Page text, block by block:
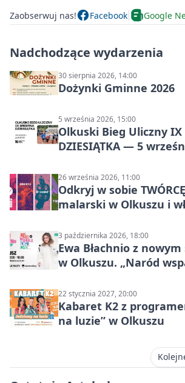
Zaobserwuj nas! Facebook Google
Nadchodzące wydarzenia
30 sierpnia 2026, 14:00
Dożynki Gminne 2026
5 września 2026, 15:00
Olkuski Bieg Uliczny IX
DZIESIĄTKA — 5
26 września 2026, 11:00
Odkryj w sobie
malarski w Olkuszu i
3 października 2026, 18:00
Ewa Błachnio z
w Olkuszu. „Naród
22 stycznia 2027, 20:00
Kabaret K2 z
na luzie” w Olkuszu